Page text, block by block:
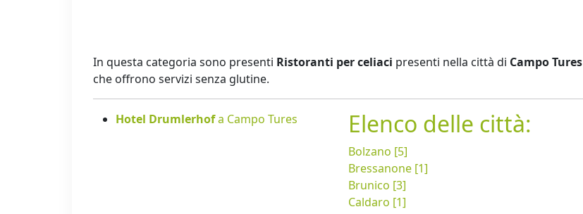
In questa categoria sono presenti Ristoranti per celiaci presenti nella città di Campo Tures
che offrono servizi senza glutine.
Hotel Drumlerhofa Campo Tures Elenco delle città:
Bolzano [5]
Bressanone [1]
Brunico [3]
Caldaro [1]